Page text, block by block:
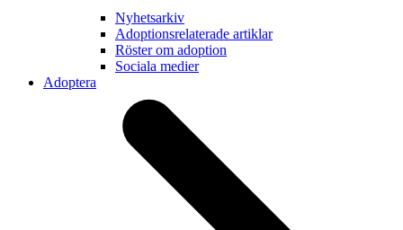
Nyhetsarkiv
Adoptionsrelaterade artiklar
Röster om adoption
Sociala medier
Adoptera